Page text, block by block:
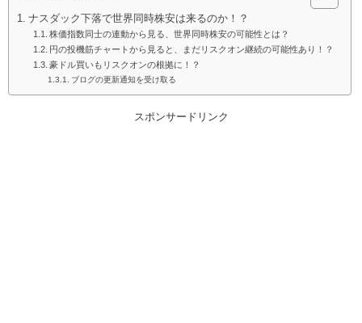
ナスダック下落で世界同時株安は来るのか！？
株価指数同士の連動から見る、世界同時株安の可能性とは？
円の投機筋チャートから見ると、まだリスクオン継続の可能性あり！？
豪ドル買いもリスクオンの根拠に！？
ブログの更新通知を受け取る
スポンサードリンク